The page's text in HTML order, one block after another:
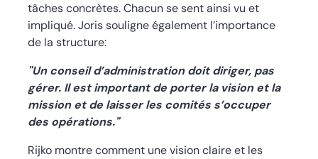
tâches concrètes. Chacun se sent ainsi vu et
impliqué. Joris souligne également l’importance
de la structure:
"Un conseil d’administration doit diriger, pas
gérer. Il est important de porter la vision et la
mission et de laisser les comités s’occuper
des opérations."
Rijko montre comment une vision claire et les